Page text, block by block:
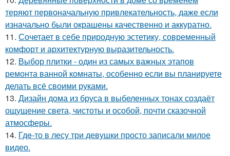
теряют первоначальную привлекательность, даже если
изначально были окрашены качественно и аккуратно.
11. Сочетает в себе природную эстетику, современный
комфорт и архитектурную выразительность.
12. Выбор плитки - один из самых важных этапов
ремонта ванной комнаты, особенно если вы планируете
делать всё своими руками.
13. Дизайн дома из бруса в выбеленных тонах создаёт
ощущение света, чистоты и особой, почти сказочной
атмосферы.
14. Гдe-то в лесу три девушки просто записали милое
видео.